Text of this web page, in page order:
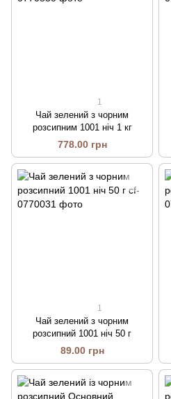
1
Чай зелений з чорним
розсипним 1001 ніч 1 кг
778.00 грн
1
Чай зелений з чорним
розсипний 1001 ніч 50 г
89.00 грн